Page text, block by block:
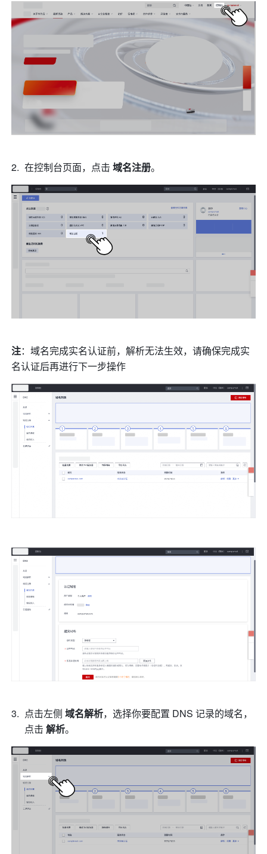
在控制台页面，点击 域名注册。
注：域名完成实名认证前，解析无法生效，请确保完成实
名认证后再进行下一步操作
点击左侧 域名解析，选择你要配置 DNS 记录的域名，
点击 解析。